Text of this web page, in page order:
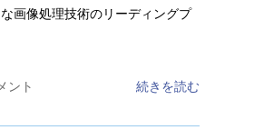
画像処理技術のリーディングプ
ント 続きを読む